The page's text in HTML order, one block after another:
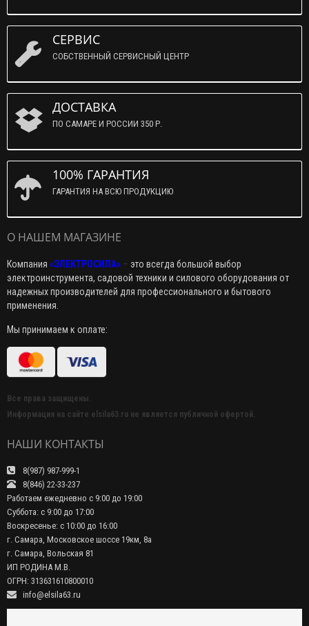
СЕРВИС
СОБСТВЕННЫЙ СЕРВИСНЫЙ ЦЕНТР
ДОСТАВКА
ПО САМАРЕ И РОССИИ 350 Р.
100% ГАРАНТИЯ
ГАРАНТИЯ НА ВСЮ ПРОДУКЦИЮ
О НАШЕМ МАГАЗИНЕ
Компания «ЭЛЕКТРОСИЛА» – это всегда большой выбор
электроинструмента, садовой техники и силового оборудования от
надежных производителей для профессионального и бытового
применения.
Мы принимаем к оплате:
Все права защищены.
Информация на сайте elsila63.ru не является публичной офертой.
НАШИ КОНТАКТЫ
8(987) 987-999-1
8(846) 22-33-237
Работаем ежедневно с 9:00 до 19:00
Суббота: с 9:00 до 17:00
Воскресенье: с 10:00 до 16:00
г. Самара, Московское шоссе 19км, 8а
г. Самара, Вольская 81
ИП РОДИНА М.В.
ОГРН: 313631610800010
info@elsila63.ru